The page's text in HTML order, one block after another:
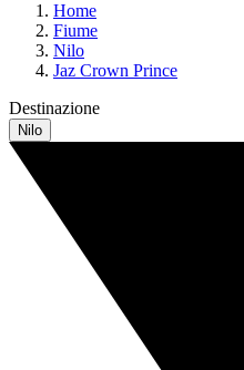
Home
Fiume
Nilo
Jaz Crown Prince
Destinazione
Nilo